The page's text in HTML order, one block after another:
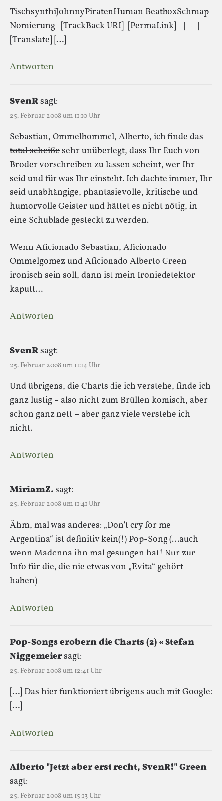
TischsynthiJohnnyPiratenHuman BeatboxSchmap
Nomierung [TrackBack URI] [PermaLink] | | | – |
[Translate] […]
Antworten
SvenRsagt:
25. Februar 2008 um 11:10 Uhr
Sebastian, Ommelbommel, Alberto, ich finde das
total scheißesehr unüberlegt, dass Ihr Euch von
Broder vorschreiben zu lassen scheint, wer Ihr
seid und für was Ihr einsteht. Ich dachte immer, Ihr
seid unabhängige, phantasievolle, kritische und
humorvolle Geister und hättet es nicht nötig, in
eine Schublade gesteckt zu werden.
Wenn Aficionado Sebastian, Aficionado
Ommelgomez und Aficionado Alberto Green
ironisch sein soll, dann ist mein Ironiedetektor
kaputt…
Antworten
SvenRsagt:
25. Februar 2008 um 11:14 Uhr
Und übrigens, die Charts die ich verstehe, finde ich
ganz lustig – also nicht zum Brüllen komisch, aber
schon ganz nett – aber ganz viele verstehe ich
nicht.
Antworten
MiriamZ. sagt:
25. Februar 2008 um 11:41 Uhr
Ähm, mal was anderes: „Don’t cry for me
Argentina“ ist definitiv kein(!) Pop-Song (…auch
wenn Madonna ihn mal gesungen hat! Nur zur
Info für die, die nie etwas von „Evita“ gehört
haben)
Antworten
Pop-Songs erobern die Charts (2) « Stefan
Niggemeiersagt:
25. Februar 2008 um 12:41 Uhr
[…] Das hier funktioniert übrigens auch mit Google:
[…]
Antworten
Alberto "Jetzt aber erst recht, SvenR!" Green
sagt:
25. Februar 2008 um 15:13 Uhr